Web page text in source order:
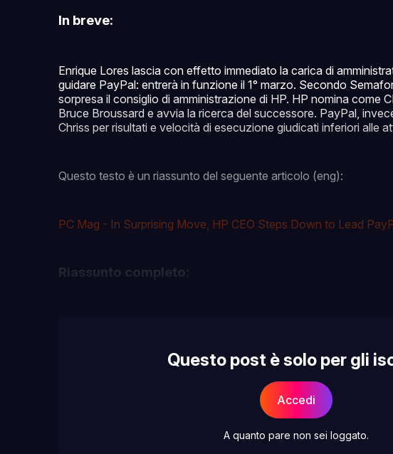
In breve:
Enrique Lores lascia con effetto immediato la carica di
guidare PayPal: entrerà in funzione il 1° marzo. Secondo
sorpresa il consiglio di amministrazione di HP. HP nomina come
Bruce Broussard e avvia la ricerca del successore. PayPal,
Chriss per risultati e velocità di esecuzione giudicati inferiori alle
Questo testo è un riassunto del seguente articolo (eng):
PC Mag - In Surprising Move, HP CEO Steps Down to Lead
Riassunto completo:
Questo post è solo per gli
Accedi
A quanto pare non sei loggato.